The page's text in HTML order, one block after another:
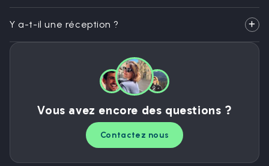
Y a-t-il une réception ?
Vous avez encore des questions ?
Contactez nous